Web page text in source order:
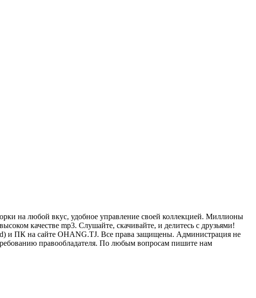
на любой вкус, удобное управление своей коллекцией. Миллионы
качестве mp3. Слушайте, скачивайте, и делитесь с друзьями!
и ПК на сайте OHANG.TJ. Все права защищены. Администрация не
правообладателя. По любым вопросам пишите нам